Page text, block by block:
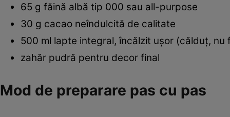
65 g făină albă tip 000 sau all-purpose
30 g cacao neîndulcită de calitate
500 ml lapte integral, încălzit ușor (călduț, nu
zahăr pudră pentru decor final
Mod de preparare pas cu pas